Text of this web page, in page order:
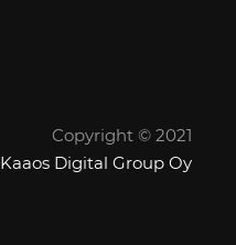
Copyright © 2021
Kaaos Digital Group Oy